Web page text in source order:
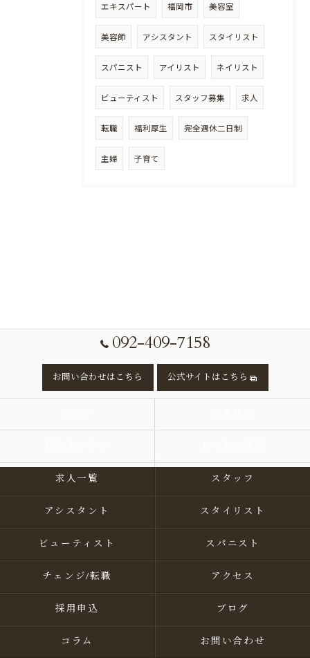
エキスパート 福岡市 美容室
美容師 アシスタント スタイリスト
スパニスト アイリスト ネイリスト
ビューティスト スタッフ募集 求人
転職 福利厚生 完全週休二日制
主婦 子育て
092-409-7158
お問い合わせはこちら 公式サイトはこちら
求人一覧 スタッフ
アシスタント スタイリスト
ビューティスト スパニスト
チェンジ/転職 アクセス
採用申込 ブログ
コラム お問い合わせ